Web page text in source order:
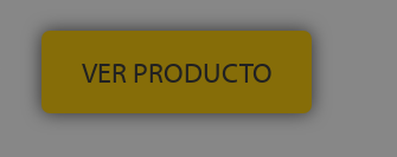
VER PRODUCTO